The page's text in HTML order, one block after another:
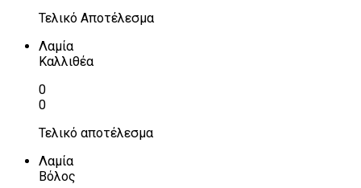
Τελικό Αποτέλεσμα
Λαμία
Καλλιθέα
0
0
Τελικό αποτέλεσμα
Λαμία
Βόλος